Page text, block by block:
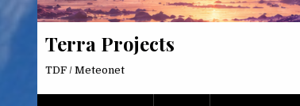
Terra Projects
TDF / Meteonet